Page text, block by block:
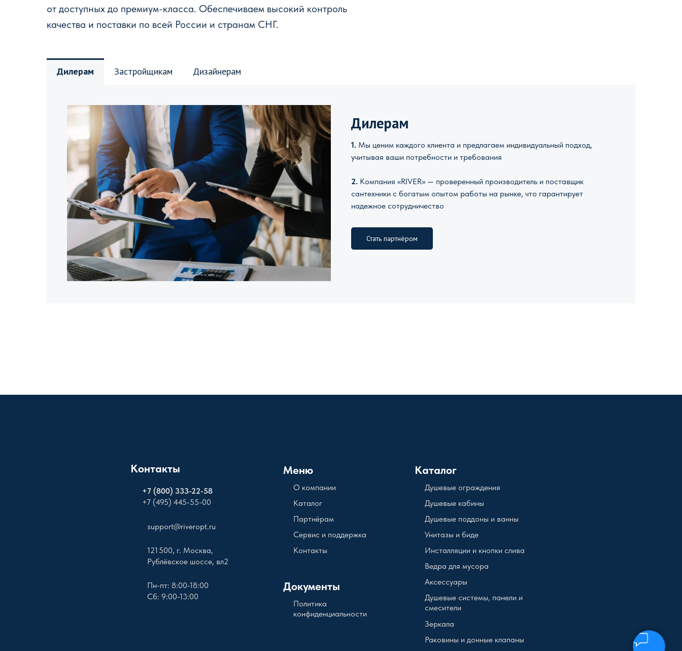
от доступных до премиум-класса. Обеспечиваем высокий контроль
качества и поставки по всей России и странам СНГ.
Дилерам Застройщикам Дизайнерам
Дилерам
1. Мы ценим каждого клиента и предлагаем индивидуальный подход,
учитывая ваши потребности и требования
2. Компания «RIVER» — проверенный производитель и поставщик
сантехники с богатым опытом работы на рынке, что гарантирует
надежное сотрудничество
Стать партнёром
Контакты
+7 (800) 333-22-58
+7 (495) 445-55-00
support@riveropt.ru
Меню
121 500, г. Москва,
Рублёвское шоссе, вл2
О компании
Документы
Пн-пт: 8:00-18:00
Сб: 9:00-13:00
Каталог
Политика
конфиденциальности
Партнёрам
Сервис и поддержка
Контакты
Каталог
Душевые кабины
Душевые поддоны и ванны
Унитазы и биде
Инсталляции и кнопки слива
Ведра для мусора
Аксессуары
Душевые системы, панели и
смесители
Зеркала
Раковины и донные клапаны
Душевые ограждения